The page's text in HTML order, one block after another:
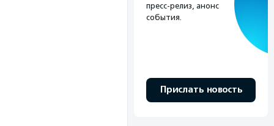
пресс-релиз, анонс
события.
Прислать новость